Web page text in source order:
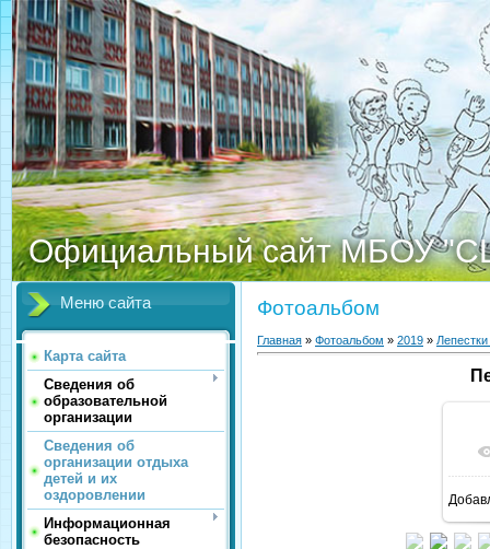
Официальный сайт МБОУ
Меню сайта
Карта сайта
Сведения об
образовательной
организации
Сведения об
организации отдыха
детей и их
оздоровлении
Информационная
безопасность
Фотоальбом
Главная » Фотоальбом » 2019 »